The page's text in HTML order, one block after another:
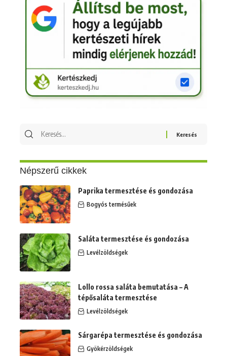
Keresés
Népszerű cikkek
Paprika termesztése és gondozása
Bogyós termésűek
Saláta termesztése és gondozása
Levélzöldségek
Lollo rossa saláta bemutatása – A
tépősaláta termesztése
Levélzöldségek
Sárgarépa termesztése és gondozása
Gyökérzöldségek